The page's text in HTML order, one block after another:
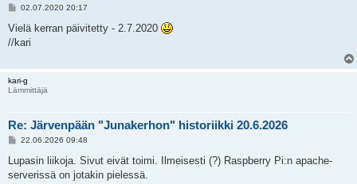
V
e
t
02.07.2020 20:17
Vielä kerran päivitetty - 2.7.2020
//kari
kari-g
Lämmittäjä
Re: Järvenpään "Junakerhon" historiikki 20.6.2026
V
e
s
t
22.06.2026 09:48
Lupasin liikoja. Sivut eivät toimi. Ilmeisesti (?) Raspberry Pi:n apache-
serverissä on jotakin pielessä.